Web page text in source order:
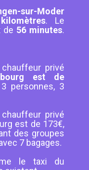
sur-Moder
. Le
de 56 minutes.
privé
est de
personnes, 3
privé
est de 173€,
des groupes
7 bagages.
le taxi du